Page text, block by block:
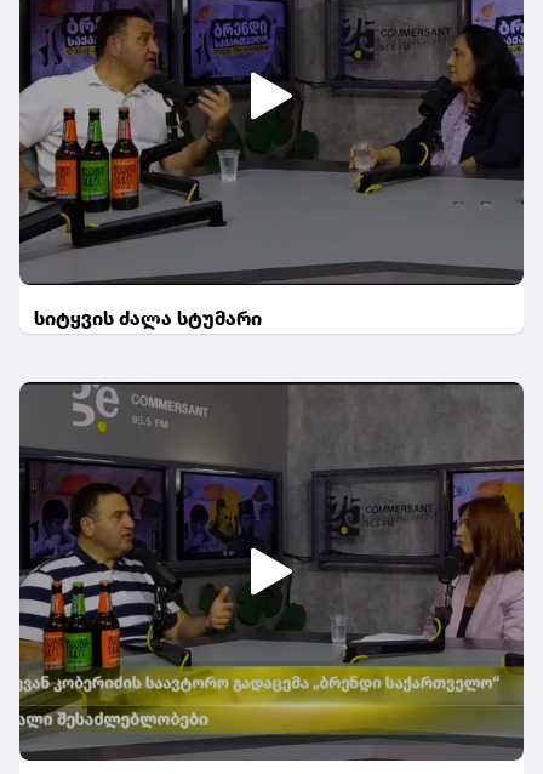
სიტყვის ძალა სტუმარი